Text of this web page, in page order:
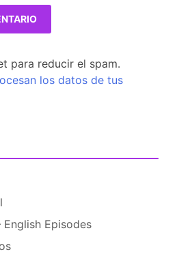
para reducir el spam.
los datos de tus
Episodes